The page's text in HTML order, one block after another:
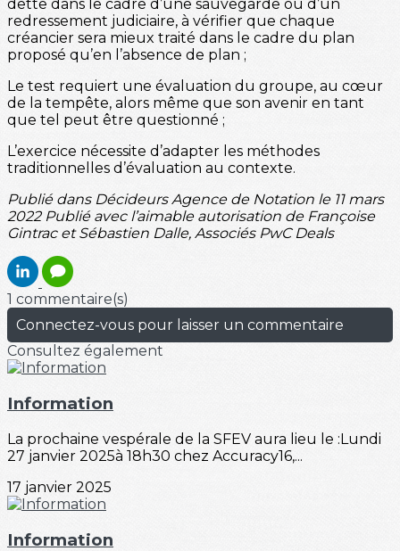
dette dans le cadre d’une sauvegarde ou d’un
redressement judiciaire, à vérifier que chaque
créancier sera mieux traité dans le cadre du plan
proposé qu’en l’absence de plan ;
Le test requiert une évaluation du groupe, au cœur
de la tempête, alors même que son avenir en tant
que tel peut être questionné ;
L’exercice nécessite d’adapter les méthodes
traditionnelles d’évaluation au contexte.
Publié dans Décideurs Agence de Notation le 11 mars
2022 Publié avec l’aimable autorisation de Françoise
Gintrac et Sébastien Dalle, Associés PwC Deals
1 commentaire(s)
Connectez-vous pour laisser un commentaire
Consultez également
Information
La prochaine vespérale de la SFEV aura lieu le :Lundi
27 janvier 2025à 18h30 chez Accuracy16,...
17 janvier 2025
Information